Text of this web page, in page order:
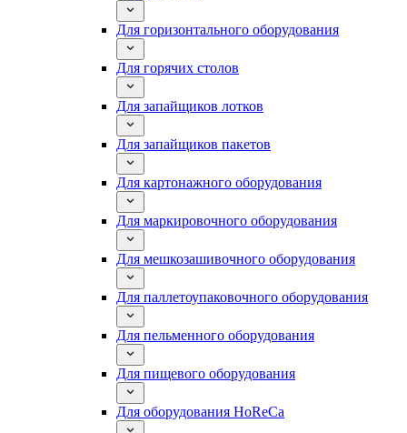
Для горизонтального оборудования
Для горячих столов
Для запайщиков лотков
Для запайщиков пакетов
Для картонажного оборудования
Для маркировочного оборудования
Для мешкозашивочного оборудования
Для паллетоупаковочного оборудования
Для пельменного оборудования
Для пищевого оборудования
Для оборудования HoReCa